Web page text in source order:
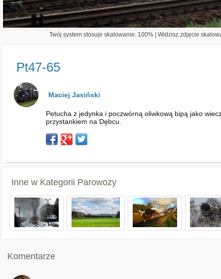
Twój system stosuje skalowanie: 100% | Widzisz zdjęcie
Pt47-65
Maciej Jasiński
Petucha z jedynka i poczwórną oliwkową bipą jako
przystankiem na Dębcu.
Inne w Kategorii Parowozy
Komentarze